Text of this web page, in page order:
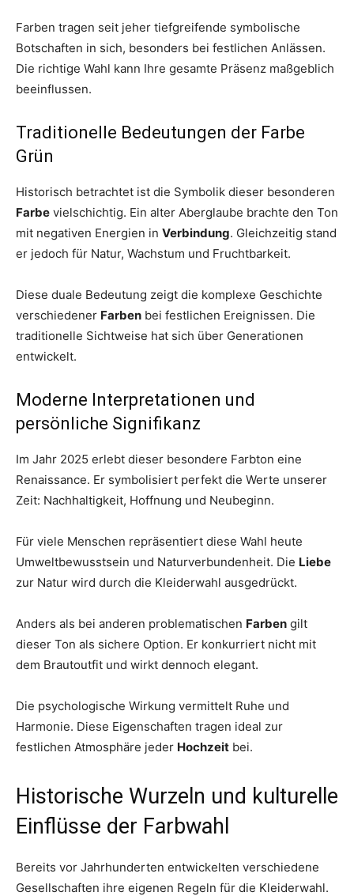
Farben tragen seit jeher tiefgreifende symbolische
Botschaften in sich, besonders bei festlichen Anlässen.
Die richtige Wahl kann Ihre gesamte Präsenz maßgeblich
beeinflussen.
Traditionelle Bedeutungen der Farbe
Grün
Historisch betrachtet ist die Symbolik dieser besonderen
Farbe vielschichtig. Ein alter Aberglaube brachte den Ton
mit negativen Energien in Verbindung. Gleichzeitig stand
er jedoch für Natur, Wachstum und Fruchtbarkeit.
Diese duale Bedeutung zeigt die komplexe Geschichte
verschiedener Farben bei festlichen Ereignissen. Die
traditionelle Sichtweise hat sich über Generationen
entwickelt.
Moderne Interpretationen und
persönliche Signifikanz
Im Jahr 2025 erlebt dieser besondere Farbton eine
Renaissance. Er symbolisiert perfekt die Werte unserer
Zeit: Nachhaltigkeit, Hoffnung und Neubeginn.
Für viele Menschen repräsentiert diese Wahl heute
Umweltbewusstsein und Naturverbundenheit. Die Liebe
zur Natur wird durch die Kleiderwahl ausgedrückt.
Anders als bei anderen problematischen Farben gilt
dieser Ton als sichere Option. Er konkurriert nicht mit
dem Brautoutfit und wirkt dennoch elegant.
Die psychologische Wirkung vermittelt Ruhe und
Harmonie. Diese Eigenschaften tragen ideal zur
festlichen Atmosphäre jeder Hochzeit bei.
Historische Wurzeln und kulturelle
Einflüsse der Farbwahl
Bereits vor Jahrhunderten entwickelten verschiedene
Gesellschaften ihre eigenen Regeln für die Kleiderwahl.